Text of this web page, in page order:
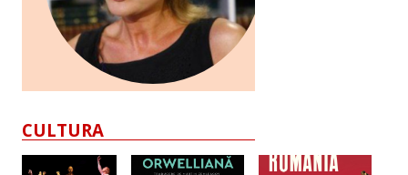
CULTURA